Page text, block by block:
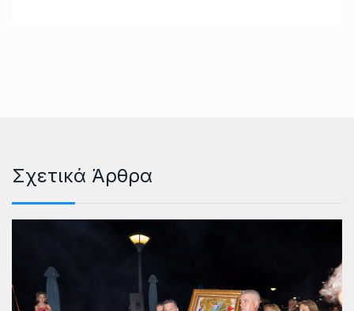
Σχετικά Άρθρα